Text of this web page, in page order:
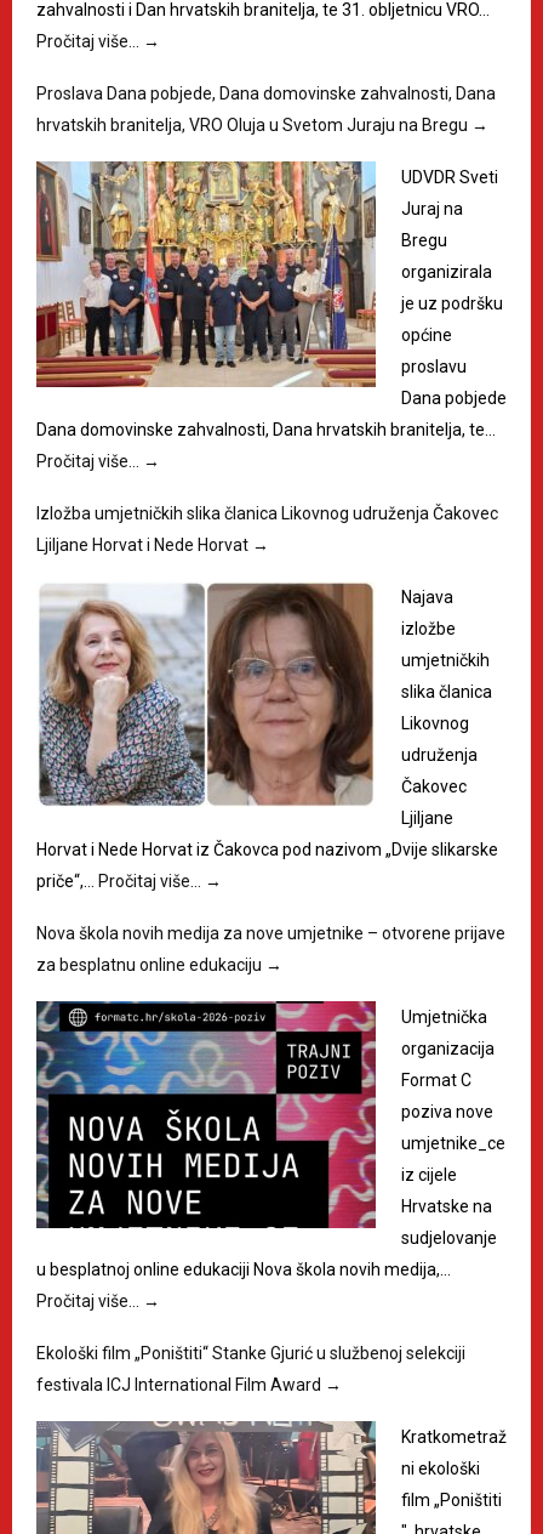
zahvalnosti i Dan hrvatskih branitelja, te 31. obljetnicu VRO…
Pročitaj više… →
Proslava Dana pobjede, Dana domovinske zahvalnosti, Dana
hrvatskih branitelja, VRO Oluja u Svetom Juraju na Bregu →
UDVDR Sveti
Juraj na
Bregu
organizirala
je uz podršku
općine
proslavu
Dana pobjede
Dana domovinske zahvalnosti, Dana hrvatskih branitelja, te…
Pročitaj više… →
Izložba umjetničkih slika članica Likovnog udruženja Čakovec
Ljiljane Horvat i Nede Horvat →
Najava
izložbe
umjetničkih
slika članica
Likovnog
udruženja
Čakovec
Ljiljane
Horvat i Nede Horvat iz Čakovca pod nazivom „Dvije slikarske
priče“,… Pročitaj više… →
Nova škola novih medija za nove umjetnike – otvorene prijave
za besplatnu online edukaciju →
Umjetnička
organizacija
Format C
poziva nove
umjetnike_ce
iz cijele
Hrvatske na
sudjelovanje
u besplatnoj online edukaciji Nova škola novih medija,…
Pročitaj više… →
Ekološki film „Poništiti“ Stanke Gjurić u službenoj selekciji
festivala ICJ International Film Award →
Kratkometraž
ni ekološki
film „Poništiti